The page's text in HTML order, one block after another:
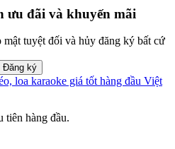
ưu đãi và khuyến mãi
mật tuyệt đối và hủy đăng ký bất cứ
Đăng ký
tiên hàng đầu.